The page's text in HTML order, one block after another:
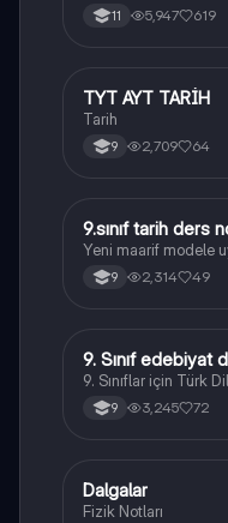
11 5,947 619
Tarih
TYT AYT TARİH
Tarih
9 2,709 64
Tarih
9.sınıf tarih ders
Yeni maarif modele
9 2,314 49
Türk Dili ve Edebiyatı
9. Sınıf edebiyat
9. Sınıflar için Türk
9 3,245 72
Fizik
Dalgalar
Fizik Notları